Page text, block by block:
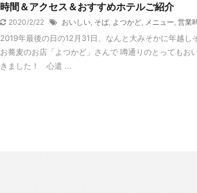
時間＆アクセス＆おすすめホテルご紹介
2020/2/22 おいしい, そば, よつかど, メニュー, 営業
2019年最後の日の12月31日、なんと大みそかに年越し
お蕎麦のお店「よつかど」さんで 噂通りのとってもお
きました！ 心遣 ...